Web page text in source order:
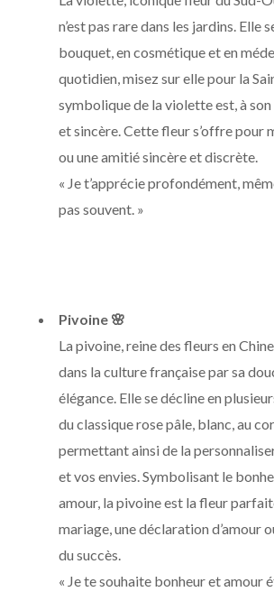
n’est pas rare dans les jardins. Elle
bouquet, en cosmétique et en
quotidien, misez sur elle pour la
symbolique de la violette est, à
et sincère. Cette fleur s’offre pour
ou une amitié sincère et discrète.
« Je t’apprécie profondément,
pas souvent. »
Pivoine 🌸
La pivoine, reine des fleurs en
dans la culture française par sa
élégance. Elle se décline en
du classique rose pâle, blanc, au
permettant ainsi de la
et vos envies. Symbolisant le
amour, la pivoine est la fleur
mariage, une déclaration d’amour
du succès.
« Je te souhaite bonheur et amour